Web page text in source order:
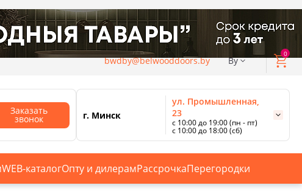
bwdby@belwooddoors.by By
0
Заказать
звонок г. Минск
ул. Промышленная,
23
с 10:00 до 19:00 (пн - пт)
с 10:00 до 18:00 (сб)
с 10:00 до 18:00 (вс).
Смотреть все магазины
WEB-каталогОпту и дилерамРассрочкаПерегородки